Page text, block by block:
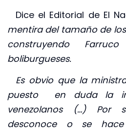
Dice el Editorial de El
mentira del tamaño de
construyendo
boliburgueses.
Es obvio que la
puesto en duda la
venezolanos (…)
desconoce o se